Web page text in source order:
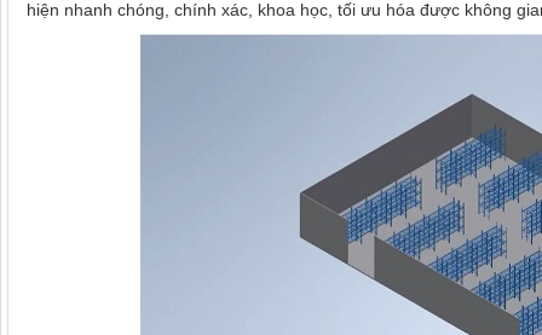
hiện nhanh chóng, chính xác, khoa học, tối ưu hóa được không